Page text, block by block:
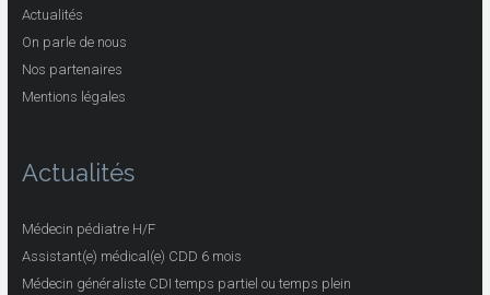
Actualités
On parle de nous
Nos partenaires
Mentions légales
Actualités
Médecin pédiatre H/F
Assistant(e) médical(e) CDD 6 mois
Médecin généraliste CDI temps partiel ou temps plein